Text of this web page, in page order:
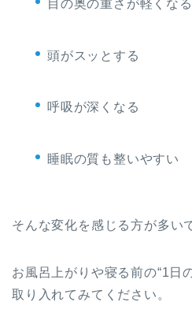
目の奥の重さが軽くなる
頭がスッとする
呼吸が深くなる
睡眠の質も整いやすい
そんな変化を感じる方が多い
お風呂上がりや寝る前の“1日
取り入れてみてください。